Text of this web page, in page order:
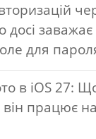
досі
для
в iOS 27:
він працює